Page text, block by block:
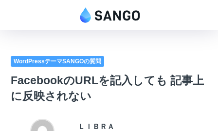
WordPressテーマSANGOの質問
FacebookのURLを記入しても 記事上
に反映されない
ＬＩＢＲＡ